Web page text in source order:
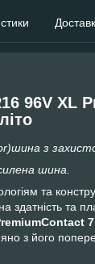
96V XL
з
шина.
та
здатність та
7
з його